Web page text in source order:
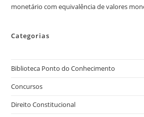
monetário com equivalência de valores
Categorias
Biblioteca Ponto do Conhecimento
Concursos
Direito Constitucional